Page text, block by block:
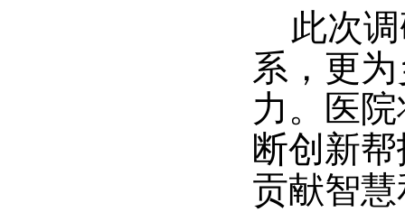
此次
系，更
力。医
断创新
贡献智慧